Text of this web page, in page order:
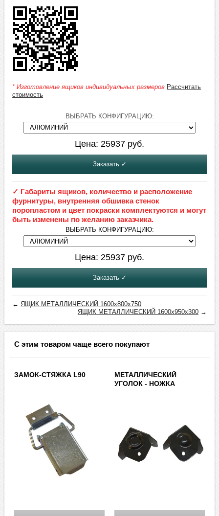
* Изготовление ящиков индивидуальных размеров Рассчитать
стоимость
ВЫБРАТЬ КОНФИГУРАЦИЮ:
Цена: 25937 руб.
Заказать ✓
✓ Габариты ящиков, количество и расположение
фурнитуры, внутренняя обшивка стенок
поропластом и цвет покраски комплектуются и могут
быть изменены по желанию заказчика.
ВЫБРАТЬ КОНФИГУРАЦИЮ:
Цена: 25937 руб.
Заказать ✓
←ЯЩИК МЕТАЛЛИЧЕСКИЙ 1600х800х750
ЯЩИК МЕТАЛЛИЧЕСКИЙ 1600х950х300→
С этим товаром чаще всего покупают
ЗАМОК-СТЯЖКА L90
МЕТАЛЛИЧЕСКИЙ
УГОЛОК - НОЖКА